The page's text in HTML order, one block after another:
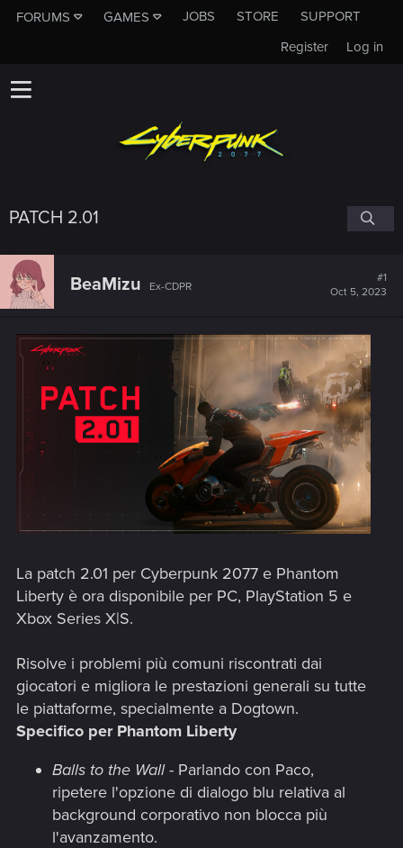
FORUMS GAMES JOBS STORE
SUPPORT
Log in
Register
PATCH 2.01
BeaMizu Ex-CDPR
#1
Oct 5, 2023
La patch 2.01 per Cyberpunk 2077 e Phantom
Liberty è ora disponibile per PC, PlayStation 5 e
Xbox Series X|S.
Risolve i problemi più comuni riscontrati dai
giocatori e migliora le prestazioni generali su tutte
le piattaforme, specialmente a Dogtown.
Specifico per Phantom Liberty
Balls to the Wall- Parlando con Paco,
ripetere l'opzione di dialogo blu relativa al
background corporativo non blocca più
l'avanzamento.